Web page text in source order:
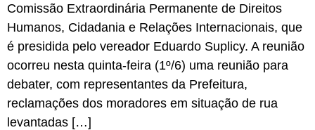
Comissão Extraordinária Permanente de Direitos
Humanos, Cidadania e Relações Internacionais, que
é presidida pelo vereador Eduardo Suplicy. A reunião
ocorreu nesta quinta-feira (1º/6) uma reunião para
debater, com representantes da Prefeitura,
reclamações dos moradores em situação de rua
levantadas […]